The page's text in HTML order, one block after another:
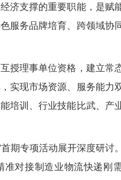
济支撑的重要职能，是赋
服务品牌培育、跨领域协
授理事单位资格，建立常
实现市场资源、服务能力
培训、行业技能比武、产
期专项活动展开深度研讨
对接制造业物流快递刚